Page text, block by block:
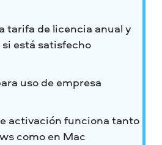
tarifa de licencia anual y
está satisfecho
uso de empresa
activación funciona tanto
como en Mac